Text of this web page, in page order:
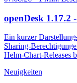
openDesk 1.17.2
Ein kurzer
Helm‑Chart‑Releases
Neuigkeiten